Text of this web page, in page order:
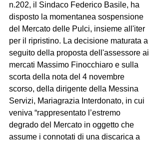
n.202, il Sindaco Federico Basile, ha
disposto la momentanea sospensione
del Mercato delle Pulci, insieme all'iter
per il ripristino. La decisione maturata a
seguito della proposta dell'assessore ai
mercati Massimo Finocchiaro e sulla
scorta della nota del 4 novembre
scorso, della dirigente della Messina
Servizi, Mariagrazia Interdonato, in cui
veniva “rappresentato l’estremo
degrado del Mercato in oggetto che
assume i connotati di una discarica a